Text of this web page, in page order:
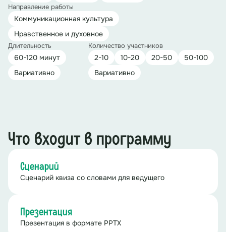
Направление работы
Коммуникационная культура
Нравственное и духовное
Длительность
60-120 минут
Вариативно
Количество участников
2-10 10-20 20-50
50-100
Вариативно
Что входит в программу
Сценарий
Сценарий квиза со словами для ведущего
Презентация
Презентация в формате PPTX